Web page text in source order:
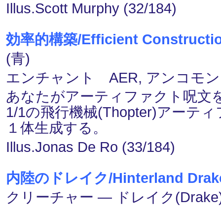
Illus.Scott Murphy (32/184)
効率的構築/Efficient
(青)
エンチャント AER, アンコモン
あなたがアーティファクト呪文
1/1の飛行機械(Thopter)アーテ
１体生成する。
Illus.Jonas De Ro (33/184)
内陸のドレイク/Hinterland
クリーチャー ― ドレイク